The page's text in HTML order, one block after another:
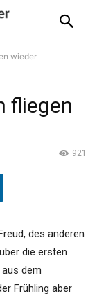
wieder
fliegen
921
des anderen
die ersten
dem
Frühling aber